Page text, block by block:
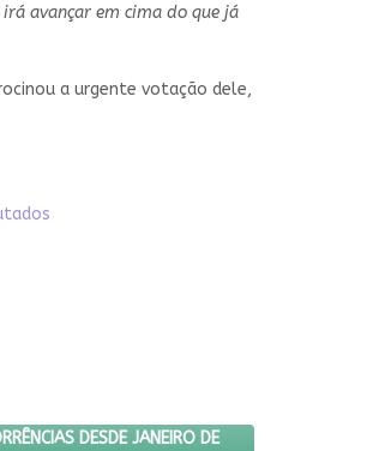
irá avançar em cima do que já
a urgente votação dele,
A 133 OCORRÊNCIAS DESDE JANEIRO DE
DESDE JANEIRO DE